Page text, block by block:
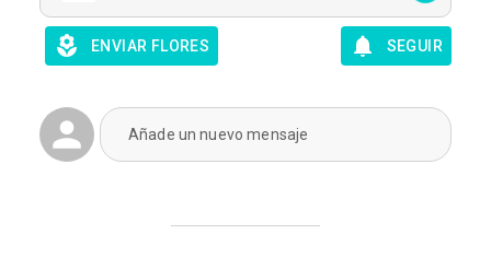
ENVIAR FLORES SEGUIR
Añade un nuevo mensaje